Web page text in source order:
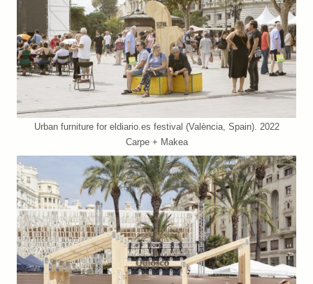
Urban furniture for eldiario.es festival (València, Spain). 2022
Carpe + Makea